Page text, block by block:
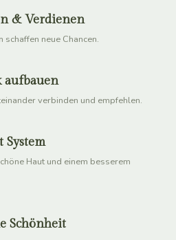
& Verdienen
schaffen neue Chancen.
aufbauen
verbinden und empfehlen.
System
Haut und einem besserem
Schönheit